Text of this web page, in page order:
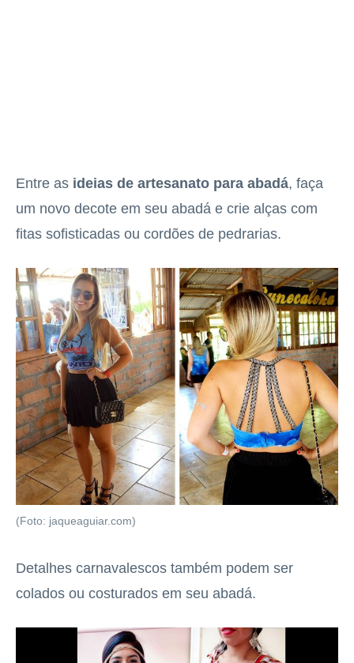
Entre as ideias de artesanato para abadá, faça
um novo decote em seu abadá e crie alças com
fitas sofisticadas ou cordões de pedrarias.
(Foto: jaqueaguiar.com)
Detalhes carnavalescos também podem ser
colados ou costurados em seu abadá.